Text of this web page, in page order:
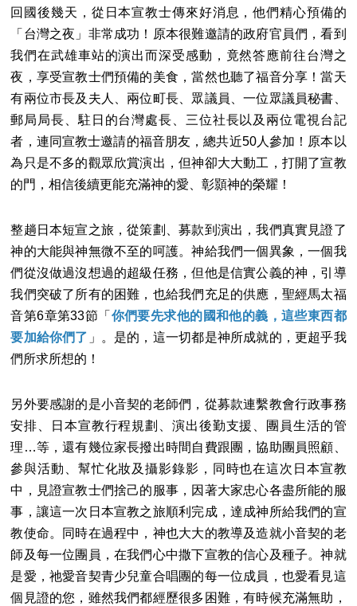
回國後幾天，從日本宣教士傳來好消息，他們精心預備的
「台灣之夜」非常成功！原本很難邀請的政府官員們，看到
我們在武雄車站的演出而深受感動，竟然答應前往台灣之
夜，享受宣教士們預備的美食，當然也聽了福音分享！當天
有兩位市長及夫人、兩位町長、眾議員、一位眾議員秘書、
郵局局長、駐日的台灣處長、三位社長以及兩位電視台記
者，連同宣教士邀請的福音朋友，總共近50人參加！原本以
為只是不多的觀眾欣賞演出，但神卻大大動工，打開了宣教
的門，相信後續更能充滿神的愛、彰顥神的榮耀！
整趟日本短宣之旅，從策劃、募款到演出，我們真實見證了
神的大能與神無微不至的呵護。神給我們一個異象，一個我
們從沒做過沒想過的超級任務，但他是信實公義的神，引導
我們突破了所有的困難，也給我們充足的供應，聖經馬太福
音第6章第33節「 你們要先求他的國和他的義，這些東西都
要加給你們了 」。是的，這一切都是神所成就的，更超乎我
們所求所想的！
另外要感謝的是小音契的老師們，從募款連繫教會行政事務
安排、日本宣教行程規劃、演出後勤支援、團員生活的管
理…等，還有幾位家長撥出時間自費跟團，協助團員照顧、
參與活動、幫忙化妝及攝影錄影，同時也在這次日本宣教
中，見證宣教士們捨己的服事，因著大家忠心各盡所能的服
事，讓這一次日本宣教之旅順利完成，達成神所給我們的宣
教使命。同時在過程中，神也大大的教導及造就小音契的老
師及每一位團員，在我們心中撒下宣教的信心及種子。神就
是愛，祂愛音契青少兒童合唱團的每一位成員，也愛看見這
個見證的您，雖然我們都經歷很多困難，有時候充滿無助，